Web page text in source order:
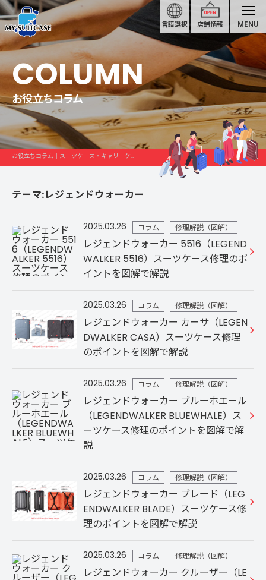
店舗情報
言語選択 MENU
お役立ちコラム｜スーツケース・キャリーケース修理
COLUMN
お役立ちコラム
テーマ:レジェンドウォーカー
2025.03.26 コラム 修理解説（図解）
レジェンドウォーカー 5516（LEGEND
WALKER 5516）スーツケース修理のポ
イントを図解で解説
2025.03.26 コラム 修理解説（図解）
レジェンドウォーカー カーサ（LEGEN
DWALKER CASA）スーツケース修理
のポイントを図解で解説
2025.03.26 コラム 修理解説（図解）
レジェンドウォーカー ブルーホエール
（LEGENDWALKER BLUEWHALE）ス
ーツケース修理のポイントを図解で解
説
2025.03.26 コラム 修理解説（図解）
レジェンドウォーカー ブレード（LEG
ENDWALKER BLADE）スーツケース修
理のポイントを図解で解説
2025.03.26 コラム 修理解説（図解）
レジェンドウォーカー クルーザー（LE